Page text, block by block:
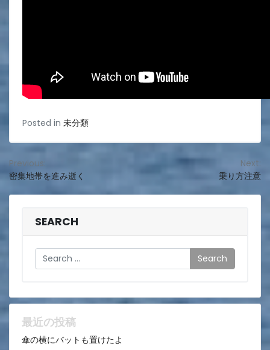
Posted in 未分類
投
稿
ョ
ン
Previous:
密集地帯を進み逝く
Next:
乗り方注意
SEARCH
Search
最近の投稿
傘の横にバットも置けたよ